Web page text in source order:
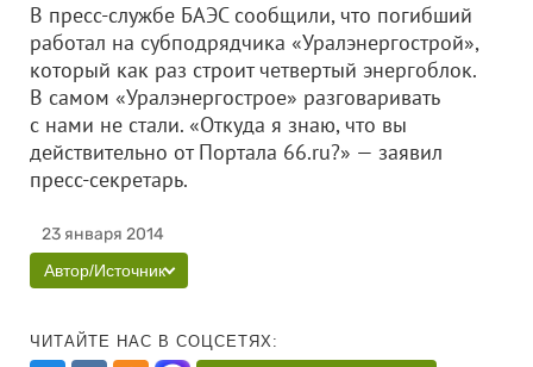
В пресс-службе БАЭС сообщили, что погибший
работал на субподрядчика «Уралэнергострой»,
который как раз строит четвертый энергоблок.
В самом «Уралэнергострое» разговаривать
с нами не стали. «Откуда я знаю, что вы
действительно от Портала 66.ru?» — заявил
пресс-секретарь.
23 января 2014
Автор/Источник
ЧИТАЙТЕ НАС В СОЦСЕТЯХ: